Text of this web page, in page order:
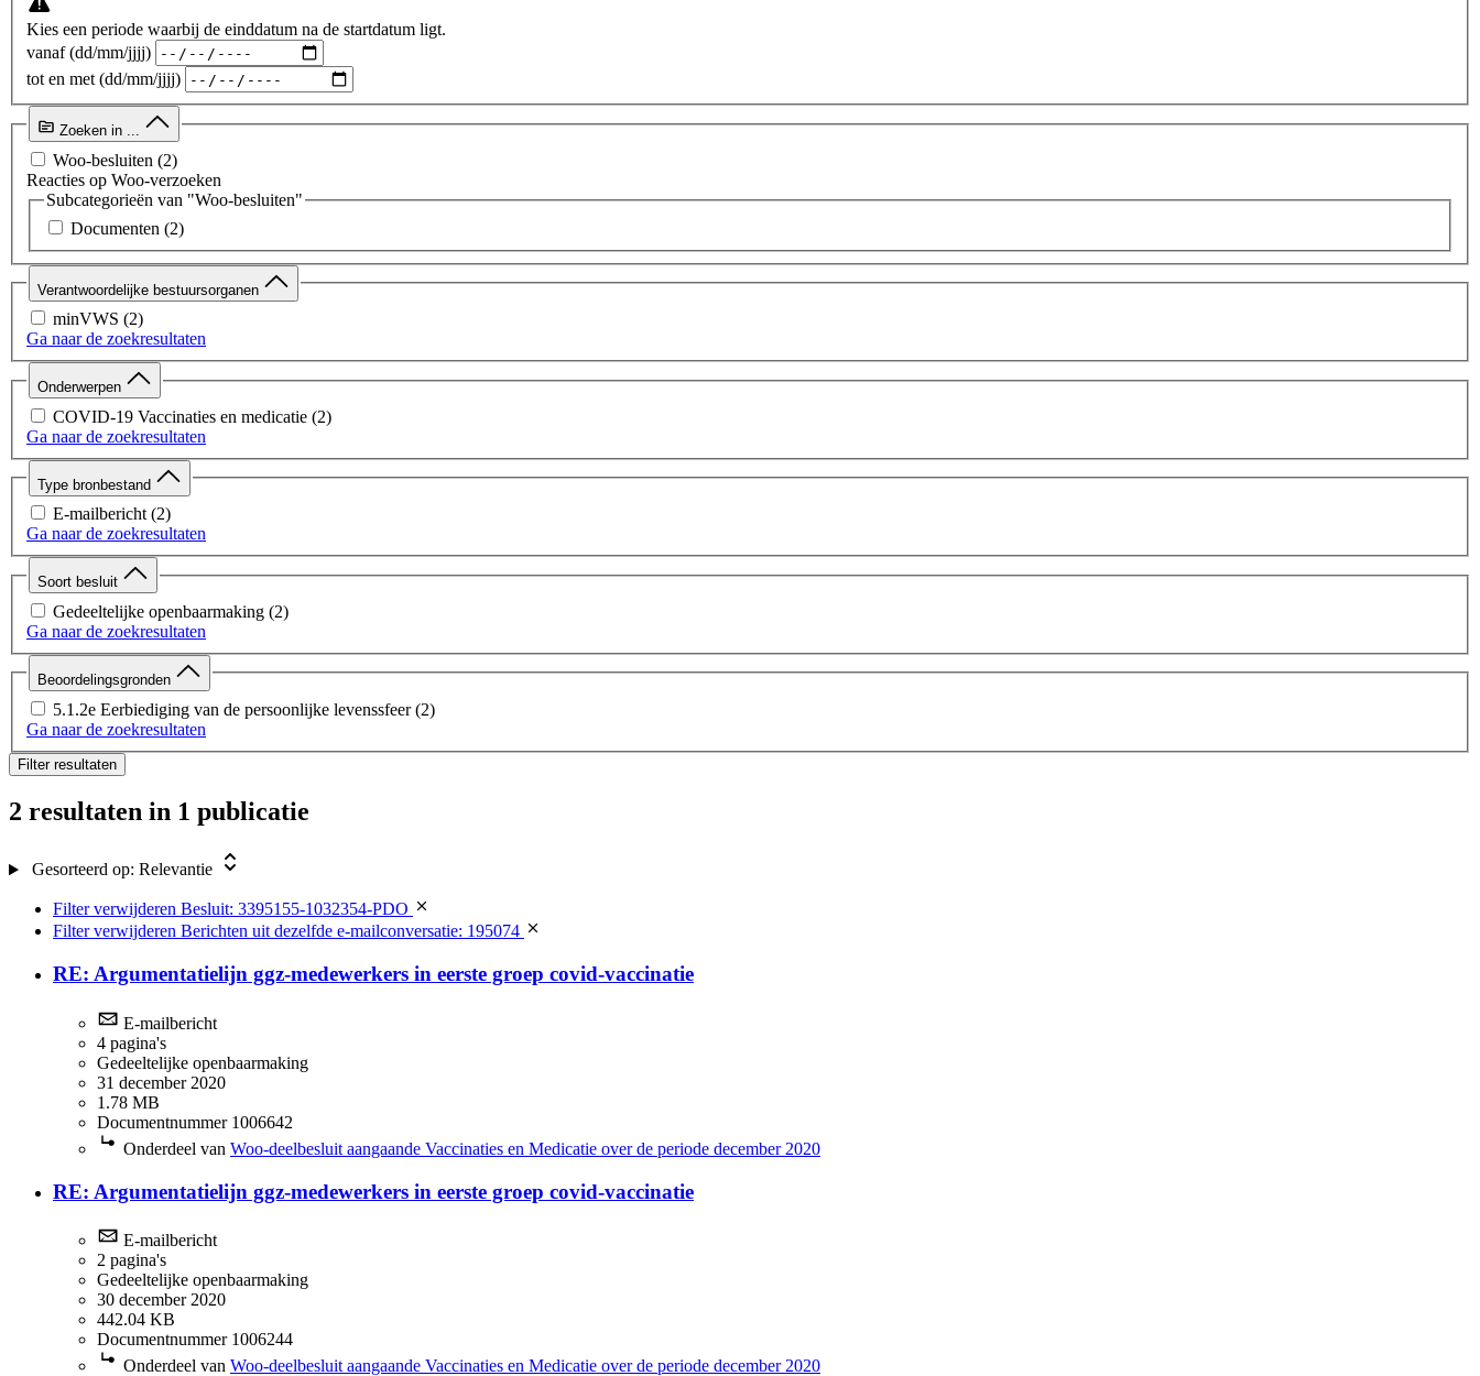
Kies een periode waarbij de einddatum na de startdatum ligt.
vanaf (dd/mm/jjjj)
tot en met (dd/mm/jjjj)
Zoeken in ...
Woo-besluiten (2)
Reacties op Woo-verzoeken
Subcategorieën van "Woo-besluiten"
Documenten (2)
Verantwoordelijke bestuursorganen
minVWS (2)
Ga naar de zoekresultaten
Onderwerpen
COVID-19 Vaccinaties en medicatie (2)
Ga naar de zoekresultaten
Type bronbestand
E-mailbericht (2)
Ga naar de zoekresultaten
Soort besluit
Gedeeltelijke openbaarmaking (2)
Ga naar de zoekresultaten
Beoordelingsgronden
5.1.2e Eerbiediging van de persoonlijke levenssfeer (2)
Ga naar de zoekresultaten
Filter resultaten
2 resultaten in 1 publicatie
Gesorteerd op: Relevantie
Filter verwijderen Besluit: 3395155-1032354-PDO
Filter verwijderen Berichten uit dezelfde e-mailconversatie: 195074
RE: Argumentatielijn ggz-medewerkers in eerste groep covid-vaccinatie
E-mailbericht
4 pagina's
Gedeeltelijke openbaarmaking
31 december 2020
1.78 MB
Documentnummer 1006642
Onderdeel van Woo-deelbesluit aangaande Vaccinaties en Medicatie over de periode december 2020
RE: Argumentatielijn ggz-medewerkers in eerste groep covid-vaccinatie
E-mailbericht
2 pagina's
Gedeeltelijke openbaarmaking
30 december 2020
442.04 KB
Documentnummer 1006244
Onderdeel van Woo-deelbesluit aangaande Vaccinaties en Medicatie over de periode december 2020